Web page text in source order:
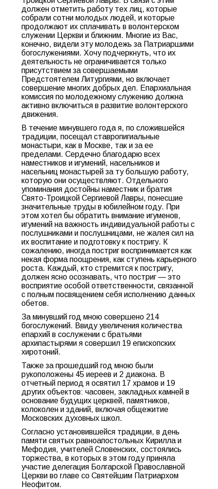
должен отметить работу тех лиц, которые
собрали сотни молодых людей, и которые
продолжают их сплачивать в волонтерском
служении Церкви и ближним. Многие из Вас,
конечно, видели эту молодежь за Патриаршими
богослужениями. Хочу подчеркнуть, что их
деятельность не ограничивается только
присутствием за совершаемыми
Предстоятелем Литургиями, но включает
совершение многих добрых дел. Епархиальная
комиссия по молодежному служению должна
активно включиться в развитие волонтерского
движения.
В течение минувшего года я, по сложившейся
традиции, посещал ставропигиальные
монастыри, как в Москве, так и за ее
пределами. Сердечно благодарю всех
наместников и игумений, насельников и
насельниц монастырей за ту большую работу,
которую они осуществляют. Отдельного
упоминания достойны наместник и братия
Свято-Троицкой Сергиевой Лавры, понесшие
значительные труды в юбилейном году. При
этом хотел бы обратить внимание игуменов,
игумений на важность индивидуальной работы с
послушниками и послушницами, не жалея сил на
их воспитание и подготовку к постригу. К
сожалению, иногда постриг воспринимается как
некая форма поощрения, как ступень карьерного
роста. Каждый, кто стремится к постригу,
должен ясно осознавать, что постриг — это
восприятие особой ответственности, связанной
с полным посвящением себя исполнению данных
обетов.
За минувший год мною совершено 214
богослужений. Ввиду увеличения количества
епархий в сослужении с братьями
архипастырями я совершил 19 епископских
хиротоний.
Также за прошедший год мною были
рукоположены 45 иереев и 2 диакона. В
отчетный период я освятил 17 храмов и 19
других объектов: часовен, закладных камней в
основание будущих церквей, памятников,
колоколен и зданий, включая общежитие
Московских духовных школ.
Согласно установившейся традиции, в день
памяти святых равноапостольных Кирилла и
Мефодия, учителей Словенских, состоялись
торжества, в которых в этом году приняла
участие делегация Болгарской Православной
Церкви во главе со Святейшим Патриархом
Неофитом.